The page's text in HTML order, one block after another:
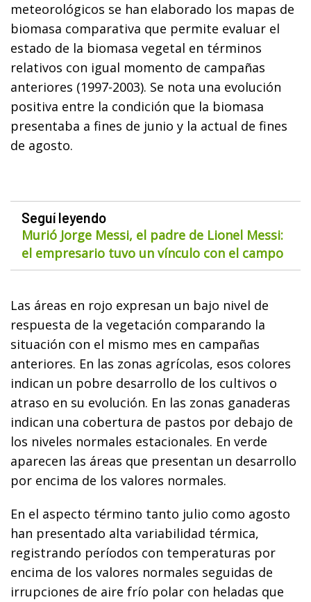
meteorológicos se han elaborado los mapas de
biomasa comparativa que permite evaluar el
estado de la biomasa vegetal en términos
relativos con igual momento de campañas
anteriores (1997-2003). Se nota una evolución
positiva entre la condición que la biomasa
presentaba a fines de junio y la actual de fines
de agosto.
Seguí leyendo
Murió Jorge Messi, el padre de Lionel Messi:
el empresario tuvo un vínculo con el campo
Las áreas en rojo expresan un bajo nivel de
respuesta de la vegetación comparando la
situación con el mismo mes en campañas
anteriores. En las zonas agrícolas, esos colores
indican un pobre desarrollo de los cultivos o
atraso en su evolución. En las zonas ganaderas
indican una cobertura de pastos por debajo de
los niveles normales estacionales. En verde
aparecen las áreas que presentan un desarrollo
por encima de los valores normales.
En el aspecto término tanto julio como agosto
han presentado alta variabilidad térmica,
registrando períodos con temperaturas por
encima de los valores normales seguidas de
irrupciones de aire frío polar con heladas que